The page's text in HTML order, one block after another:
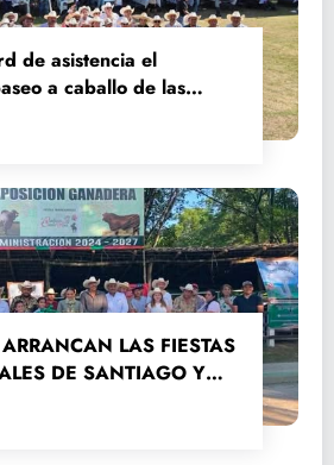
de asistencia el
a caballo de las
y Santa Ana
LAS FIESTAS
DE SANTIAGO Y